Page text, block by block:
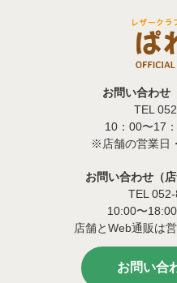
お問い合わせ
TEL
10：00〜17
※店舗の営業日
お問い合わせ（
TEL
10:00〜
店舗とWeb通販は
お問い合